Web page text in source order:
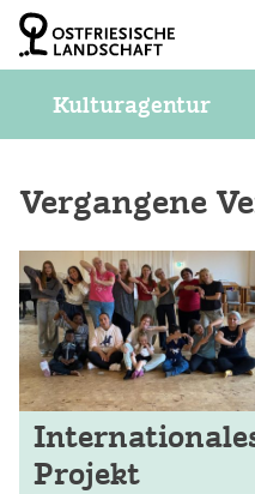
a
Kulturagentur
Vergangene
Projekt